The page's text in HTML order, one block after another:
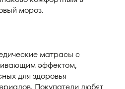
мороз.
матрасы с
эффектом,
для здоровья